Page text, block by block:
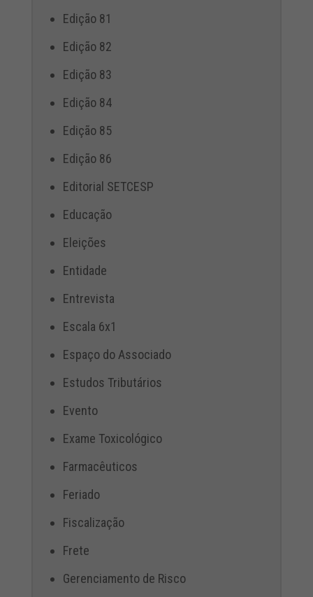
Edição 81
Edição 82
Edição 83
Edição 84
Edição 85
Edição 86
Editorial SETCESP
Educação
Eleições
Entidade
Entrevista
Escala 6x1
Espaço do Associado
Estudos Tributários
Evento
Exame Toxicológico
Farmacêuticos
Feriado
Fiscalização
Frete
Gerenciamento de Risco